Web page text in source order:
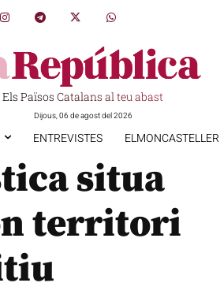
Els Països Catalans al teu abast
Dijous, 06 de agost del 2026
ENTREVISTES ELMONCASTELLER
situa
territori